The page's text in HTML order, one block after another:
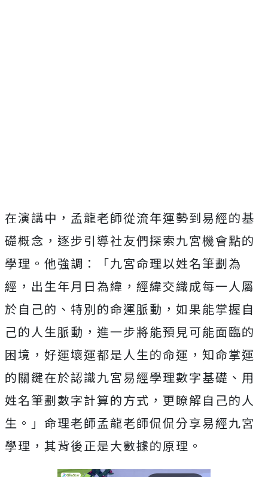
在演講中，孟龍老師從流年運勢到易經的基
礎概念，逐步引導社友們探索九宮機會點的
學理。他強調：「九宮命理以姓名筆劃為
經，出生年月日為緯，經緯交織成每一人屬
於自己的、特別的命運脈動，如果能掌握自
己的人生脈動，進一步將能預見可能面臨的
困境，好運壞運都是人生的命運，知命掌運
的關鍵在於認識九宮易經學理數字基礎、用
姓名筆劃數字計算的方式，更瞭解自己的人
生。」命理老師孟龍老師侃侃分享易經九宮
學理，其背後正是大數據的原理。